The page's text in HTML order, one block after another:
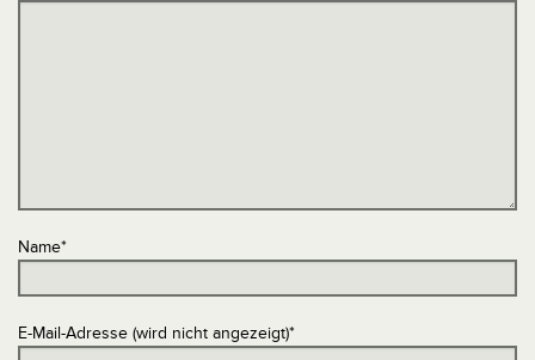
Name*
E-Mail-Adresse (wird nicht angezeigt)*